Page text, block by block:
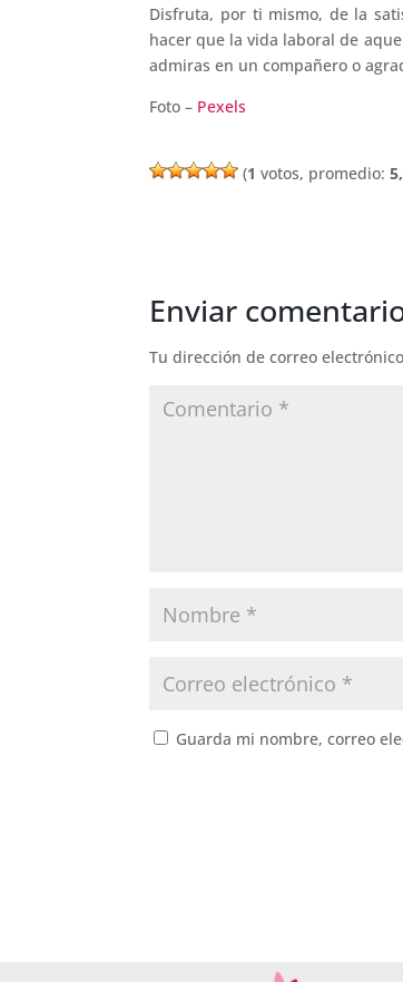
Disfruta, por ti mismo, de la
hacer que la vida laboral de
admiras en un compañero o
Foto – Pexels
(1 votos, promedio:
Enviar
Tu dirección de correo
Guarda mi nombre, correo